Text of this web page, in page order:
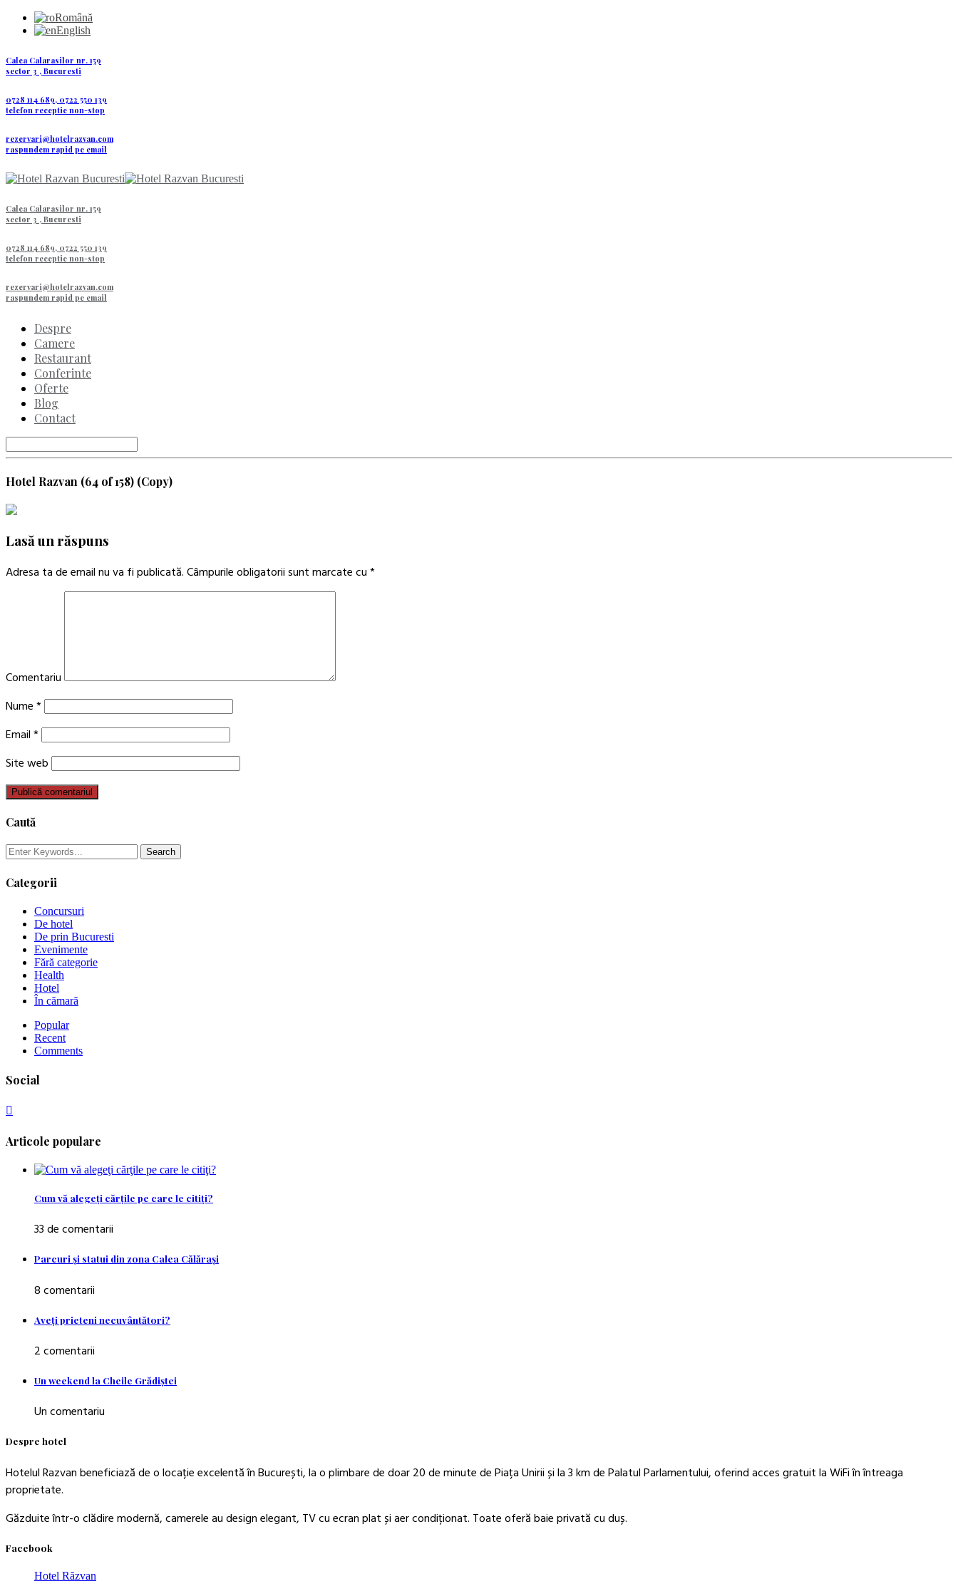
Română
English
Calea Calarasilor nr. 159
sector 3 , Bucuresti
0728 114 689, 0722 550 139
telefon receptie non-stop
rezervari@hotelrazvan.com
raspundem rapid pe email
Calea Calarasilor nr. 159
sector 3 , Bucuresti
0728 114 689, 0722 550 139
telefon receptie non-stop
rezervari@hotelrazvan.com
raspundem rapid pe email
Despre
Camere
Restaurant
Conferinte
Oferte
Blog
Contact
Hotel Razvan (64 of 158) (Copy)
Lasă un răspuns
Adresa ta de email nu va fi publicată. Câmpurile obligatorii sunt marcate cu *
Comentariu
Nume *
Email *
Site web
Caută
Categorii
Concursuri
De hotel
De prin Bucuresti
Evenimente
Fără categorie
Health
Hotel
În cămară
Popular
Recent
Comments
Social
Articole populare
Cum vă alegeţi cărţile pe care le citiţi?
33 de comentarii
Parcuri şi statui din zona Calea Călăraşi
8 comentarii
Aveţi prieteni necuvântători?
2 comentarii
Un weekend la Cheile Grădiştei
Un comentariu
Despre hotel
Hotelul Razvan beneficiază de o locație excelentă în București, la o plimbare de doar 20 de minute de Piața Unirii și la 3 km de Palatul Parlamentului, oferind acces gratuit la WiFi în întreaga
proprietate.
Găzduite într-o clădire modernă, camerele au design elegant, TV cu ecran plat și aer condiționat. Toate oferă baie privată cu duș.
Facebook
Hotel Răzvan